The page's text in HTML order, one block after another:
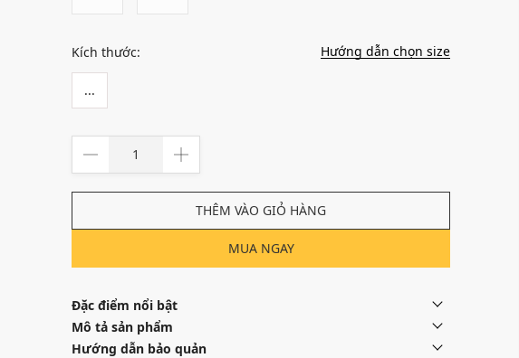
Kích thước: Hướng dẫn chọn size
...
THÊM VÀO GIỎ HÀNG
MUA NGAY
Đặc điểm nổi bật
Mô tả sản phẩm
Hướng dẫn bảo quản